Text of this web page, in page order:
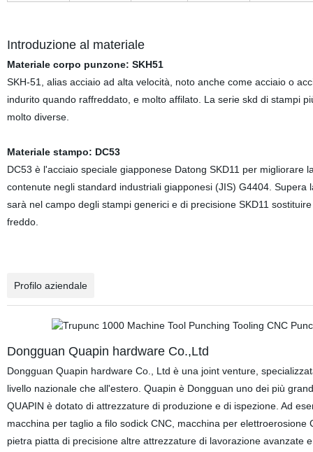
Introduzione al materiale
Materiale corpo punzone: SKH51
SKH-51, alias acciaio ad alta velocità, noto anche come acciaio o
indurito quando raffreddato, e molto affilato. La serie skd di stampi
molto diverse.
Materiale stampo: DC53
DC53 è l'acciaio speciale giapponese Datong SKD11 per
contenute negli standard industriali giapponesi (JIS) G4404.
sarà nel campo degli stampi generici e di precisione SKD11
freddo.
Profilo aziendale
Dongguan Quapin hardware Co.,Ltd
Dongguan Quapin hardware Co., Ltd è una joint venture,
livello nazionale che all'estero. Quapin è Dongguan uno dei più
QUAPIN è dotato di attrezzature di produzione e di ispezione. Ad
macchina per taglio a filo sodick CNC, macchina per
pietra piatta di precisione altre attrezzature di lavorazione